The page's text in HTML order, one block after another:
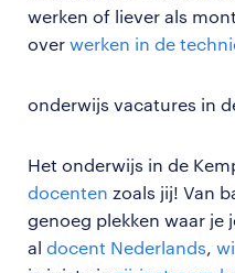
werken of liever als
over werken in de
onderwijs vacatures in
Het onderwijs in de
docenten zoals jij! Van
genoeg plekken waar je
al docent Nederlands,